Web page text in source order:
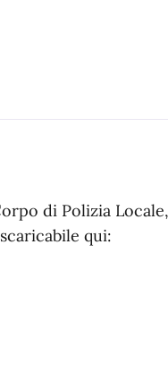
di Polizia
qui: